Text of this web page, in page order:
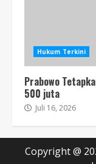
Hukum Terkini
Prabowo
500 juta
Juli 16, 2026
Copyright @